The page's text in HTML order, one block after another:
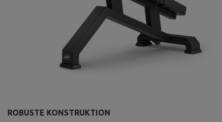
ROBUSTE KONSTRUKTION